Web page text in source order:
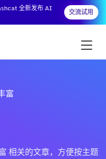
全新发布 AI
交流试用
富
相关的文章，方便按主题